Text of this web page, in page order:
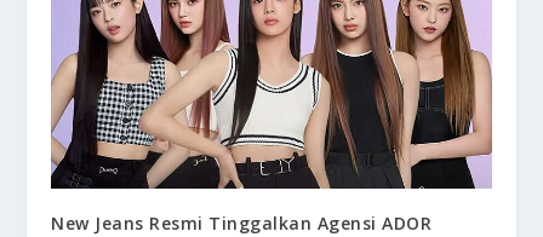
New Jeans Resmi Tinggalkan Agensi ADOR